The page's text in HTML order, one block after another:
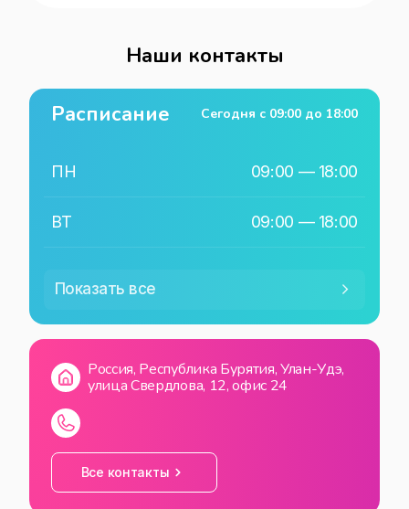
Наши контакты
Расписание Сегодня с 09:00 до 18:00
ПН 09:00 — 18:00
ВТ 09:00 — 18:00
ЧТ 09:00—18:00
ПТ 09:00—18:00
СБ
Показать все
Россия, Республика Бурятия, Улан-Удэ,
улица Свердлова, 12, офис 24
Все контакты